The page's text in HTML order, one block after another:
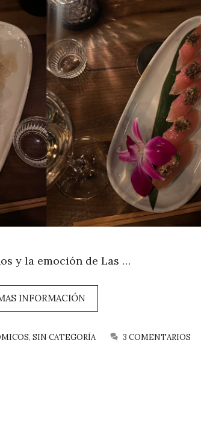
y la emoción de Las …
INFORMACIÓN
,SIN CATEGORÍA 3 COMENTARIOS